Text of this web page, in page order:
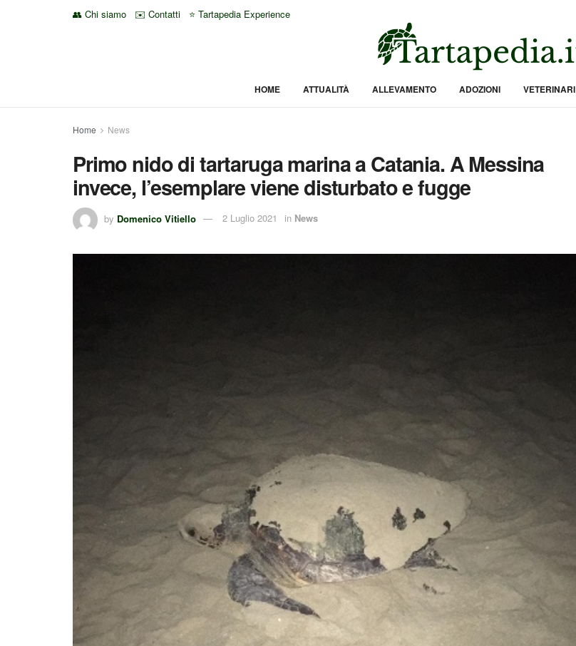
👥 Chi siamo ✉️ Contatti ⭐ Tartapedia Experience
HOME ATTUALITÀ ALLEVAMENTO ADOZIONI VETERINARI
Home News
Primo nido di tartaruga marina a Catania. A Messina
invece, l’esemplare viene disturbato e fugge
by Domenico Vitiello 2 Luglio 2021 in News